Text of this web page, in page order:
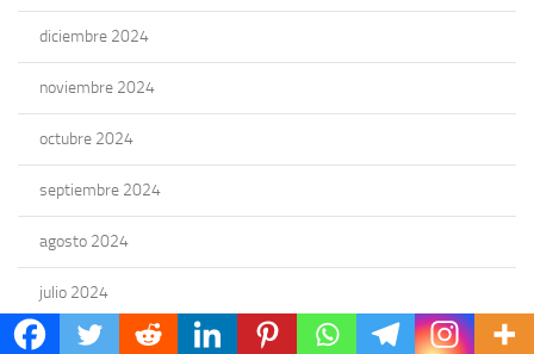
diciembre 2024
noviembre 2024
octubre 2024
septiembre 2024
agosto 2024
julio 2024
junio 2024